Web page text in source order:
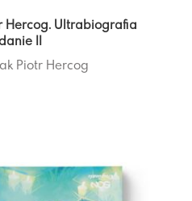
Hercog. Ultrabiografia
II
Piotr Hercog